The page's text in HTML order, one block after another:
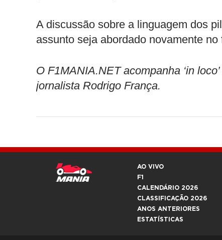
A discussão sobre a linguagem dos
assunto seja abordado novamente no
O F1MANIA.NET acompanha ‘in
jornalista Rodrigo França.
AO VIVO
F1
CALENDÁRIO 2026
CLASSIFICAÇÃO 2026
ANOS ANTERIORES
ESTATÍSTICAS